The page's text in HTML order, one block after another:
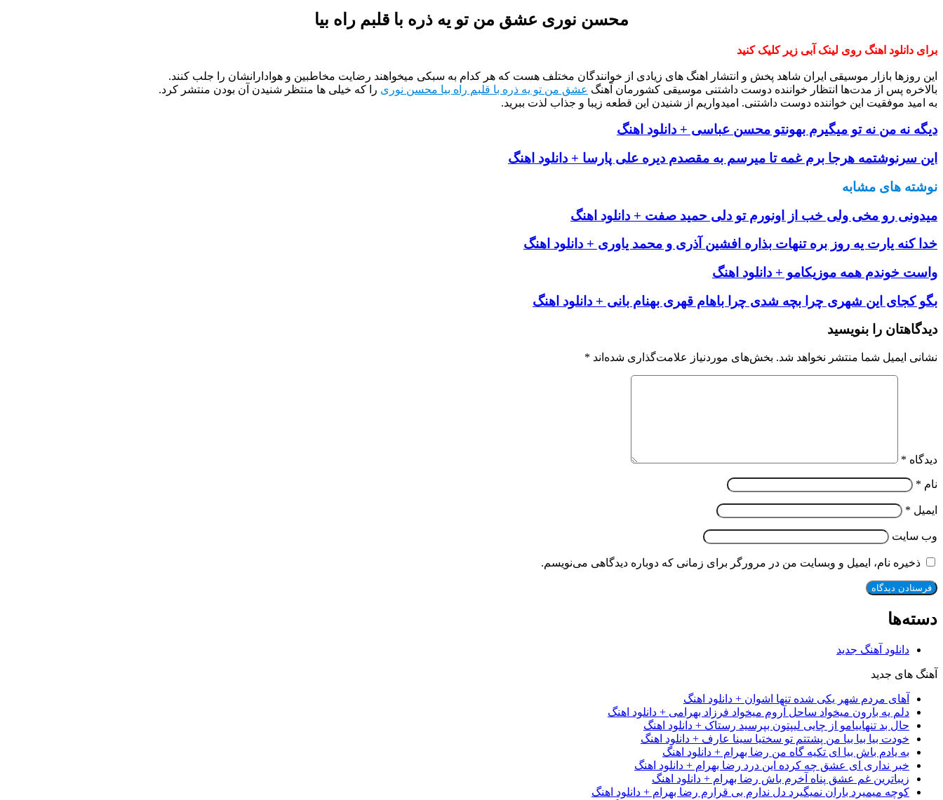
محسن نوری عشق من تو یه ذره با قلبم راه بیا
برای دانلود اهنگ روی لینک آبی زیر کلیک کنید
این روزها بازار موسیقی ایران شاهد پخش و انتشار اهنگ های زیادی از خوانندگان مختلف هست که هر کدام به سبکی میخواهند رضایت مخاطبین و هوادارانشان را جلب کنند.
بالاخره پس از مدت‌ها انتظار خواننده دوست داشتنی موسیقی کشورمان آهنگ عشق من تو یه ذره با قلبم راه بیا محسن نوری را که خیلی ها منتظر شنیدن آن بودن منتشر کرد.
به امید موفقیت این خواننده دوست داشتنی. امیدواریم از شنیدن این قطعه زیبا و جذاب لذت ببرید.
دیگه نه من نه تو میگیرم بهونتو محسن عباسی + دانلود اهنگ
این سرنوشتمه هرجا برم غمه تا میرسم به مقصدم دیره علی پارسا + دانلود اهنگ
نوشته های مشابه
میدونی رو مخی ولی خب از اونورم تو دلی حمید صفت + دانلود اهنگ
خدا کنه یارت یه روز بره تنهات بذاره افشین آذری و محمد یاوری + دانلود اهنگ
واست خوندم همه موزیکامو + دانلود اهنگ
بگو کجای این شهری چرا بچه شدی چرا باهام قهری بهنام بانی + دانلود اهنگ
دیدگاهتان را بنویسید
نشانی ایمیل شما منتشر نخواهد شد. بخش‌های موردنیاز علامت‌گذاری شده‌اند *
دیدگاه *
نام *
ایمیل *
وب‌ سایت
ذخیره نام، ایمیل و وبسایت من در مرورگر برای زمانی که دوباره دیدگاهی می‌نویسم.
دسته‌ها
دانلود آهنگ جدید
آهنگ های جدید
آهای مردم شهر یکی شده تنها اشوان + دانلود اهنگ
دلم یه بارون میخواد ساحل آروم میخواد فرزاد بهرامی + دانلود اهنگ
حال بد تنهاییامو از چایی لیپتون بپرسید رستاک + دانلود اهنگ
خودت بیا بیا بیا من پشتتم تو سختیا سینا عارف + دانلود اهنگ
به یادم باش بیا ای تکیه گاه من رضا بهرام + دانلود اهنگ
خبر نداری ای عشق چه کرده این درد رضا بهرام + دانلود اهنگ
زیباترین غم عشق پناه آخرم باش رضا بهرام + دانلود اهنگ
کوچه میمیرد باران نمیگیرد دل ندارم بی قرارم رضا بهرام + دانلود اهنگ